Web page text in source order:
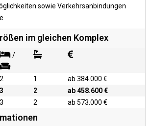
sowie Verkehrsanbindungen
im gleichen Komplex
/
2 1
ab 384.000 €
3 2
ab 458.600 €
3 2 ab 573.000 €